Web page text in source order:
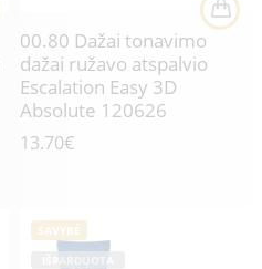
00.80 Dažai tonavimo
dažai ružavo atspalvio
Escalation Easy 3D
Absolute 120626
13.70€
SAVYBĖ
IŠPARDUOTA